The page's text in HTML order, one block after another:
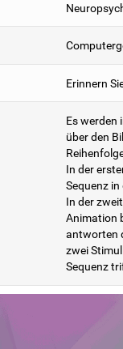
Erinnern
Es werden
über den
In der
Sequenz
In der
Animation
antworten
zwei
Sequenz